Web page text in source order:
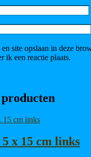
site opslaan in deze
ik een reactie plaats.
x 15 cm links